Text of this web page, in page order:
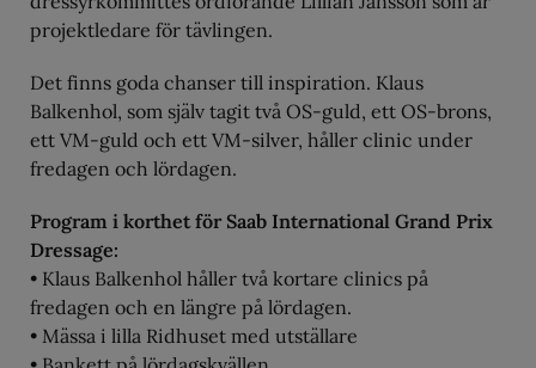
projektledare för tävlingen.
Det finns goda chanser till inspiration. Klaus
Balkenhol, som själv tagit två OS-guld, ett OS-brons,
ett VM-guld och ett VM-silver, håller clinic under
fredagen och lördagen.
Program i korthet för Saab International Grand Prix
Dressage:
• Klaus Balkenhol håller två kortare clinics på
fredagen och en längre på lördagen.
• Mässa i lilla Ridhuset med utställare